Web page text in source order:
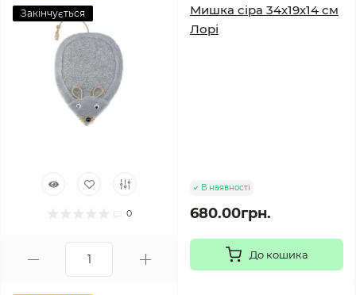
Закінчується
0
Мишка сіра 34х19х14 см
Лорі
В наявності
680.00грн.
До кошика